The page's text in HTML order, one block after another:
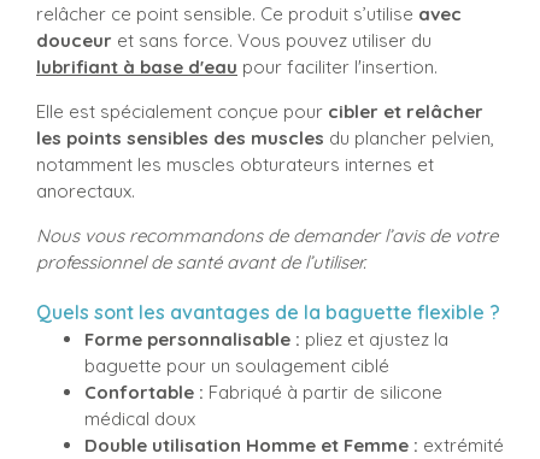
relâcher ce point sensible. Ce produit s’utilise avec
douceur et sans force. Vous pouvez utiliser du
lubrifiant à base d'eau pour faciliter l'insertion.
Elle est spécialement conçue pour cibler et relâcher
les points sensibles des muscles du plancher pelvien,
notamment les muscles obturateurs internes et
anorectaux.
Nous vous recommandons de demander l’avis de votre
professionnel de santé avant de l’utiliser.
Quels sont les avantages de la baguette flexible ?
Forme personnalisable : pliez et ajustez la
baguette pour un soulagement ciblé
Confortable : Fabriqué à partir de silicone
médical doux
Double utilisation Homme et Femme : extrémité